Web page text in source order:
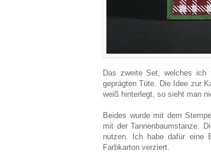
Das zweite Set, welches ich
geprägten Tüte. Die Idee zur
weiß hinterlegt, so sieht man
Beides wurde mit dem
mit der Tannenbaumstanze.
nutzen. Ich habe dafür eine
Farbkarton verziert.